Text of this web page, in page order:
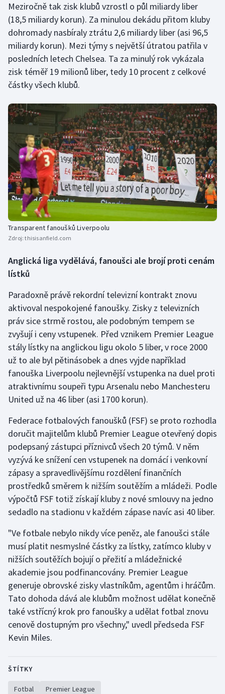
Krasobruslení
Lezení
Lyže a snowboard
Moderní pětiboj
Motorsport
Olympijské hry
Parasport
Plavání
Plážový volejbal
Ragby
Rychlostní kanoistika
Short track
Sportovní střelba
Stolní tenis
Triatlon
Veslování
Vodní slalom
Volejbal
Ostatní
Meziročně tak zisk klubů vzrostl o půl miliardy liber
(18,5 miliardy korun). Za minulou dekádu přitom kluby
dohromady nasbíraly ztrátu 2,6 miliardy liber (asi 96,5
miliardy korun). Mezi týmy s největší útratou patřila v
posledních letech Chelsea. Ta za minulý rok vykázala
zisk téměř 19 milionů liber, tedy 10 procent z celkové
částky všech klubů.
Transparent fanoušků Liverpoolu
Zdroj:thisisanfield.com
Anglická liga vydělává, fanoušci ale brojí proti cenám
lístků
Paradoxně právě rekordní televizní kontrakt znovu
aktivoval nespokojené fanoušky. Zisky z televizních
práv sice strmě rostou, ale podobným tempem se
zvyšují i ceny vstupenek. Před vznikem Premier League
stály lístky na anglickou ligu okolo 5 liber, v roce 2000
už to ale byl pětinásobek a dnes vyjde například
fanouška Liverpoolu nejlevnější vstupenka na duel proti
atraktivnímu soupeři typu Arsenalu nebo Manchesteru
United už na 46 liber (asi 1700 korun).
Federace fotbalových fanoušků (FSF) se proto rozhodla
doručit majitelům klubů Premier League otevřený dopis
podepsaný zástupci příznivců všech 20 týmů. V něm
vyzývá ke snížení cen vstupenek na domácí i venkovní
zápasy a spravedlivějšímu rozdělení finančních
prostředků směrem k nižším soutěžím a mládeži. Podle
výpočtů FSF totiž získají kluby z nové smlouvy na jedno
sedadlo na stadionu v každém zápase navíc asi 40 liber.
"Ve fotbale nebylo nikdy více peněz, ale fanoušci stále
musí platit nesmyslné částky za lístky, zatímco kluby v
nižších soutěžích bojují o přežití a mládežnické
akademie jsou podfinancovány. Premier League
generuje obrovské zisky vlastníkům, agentům i hráčům.
Tato dohoda dává ale klubům možnost udělat konečně
také vstřícný krok pro fanoušky a udělat fotbal znovu
cenově dostupným pro všechny," uvedl předseda FSF
Kevin Miles.
ŠTÍTKY
Fotbal Premier League